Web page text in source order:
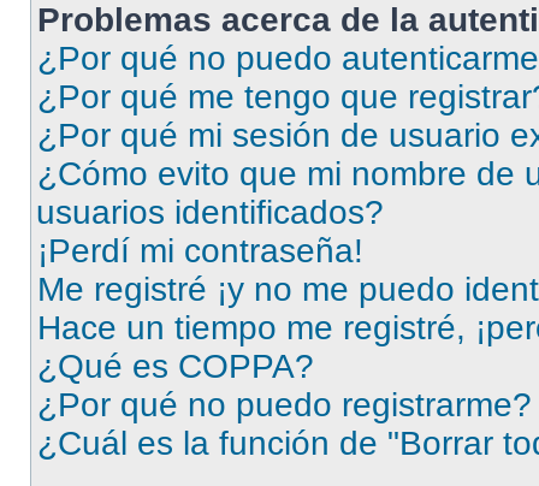
Problemas acerca de la
¿Por qué no puedo
¿Por qué me tengo que
¿Por qué mi sesión de usuario
¿Cómo evito que mi nombre de
usuarios identificados?
¡Perdí mi contraseña!
Me registré ¡y no me puedo
Hace un tiempo me registré,
¿Qué es COPPA?
¿Por qué no puedo registrarme?
¿Cuál es la función de "Borrar